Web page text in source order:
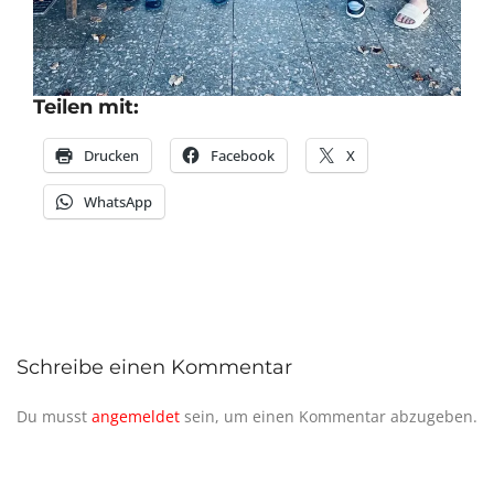
Teilen mit:
Drucken Facebook X
WhatsApp
Schreibe einen Kommentar
Du musst angemeldet sein, um einen Kommentar abzugeben.